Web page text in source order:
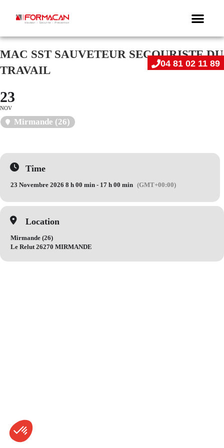
04 81 02 11 89
MAC SST SAUVETEUR SECOURISTE DU
TRAVAIL
23
NOV
Mirmande (26)
Time
23 Novembre 2026 8 h 00 min - 17 h 00 min (GMT+00:00)
Location
Mirmande (26)
Le Relut 26270 MIRMANDE